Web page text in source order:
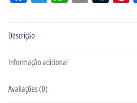
Descrição
Informação adicional
Avaliações (0)